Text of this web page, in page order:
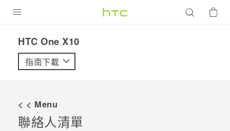
VIVE
HTC One X10‎
指南下載
< < Menu
聯絡人清單